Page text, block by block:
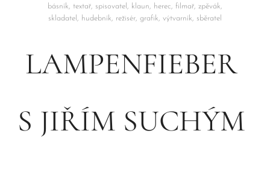
básník, textař, spisovatel, klaun, herec, filmař, zpěvák,
skladatel, hudebník, režisér, grafik, výtvarník, sběratel
LAMPENFIEBER
S JIŘÍM SUCHÝM